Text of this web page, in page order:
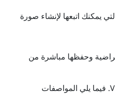
يمكنك اتبعها لإنشاء صورة
وحفظها مباشرة من
استيراد صور رمزية بتنسيق VRM. فيما يلي المواصفات